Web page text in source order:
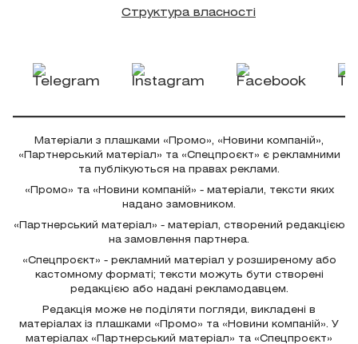
Структура власності
Матеріали з плашками «Промо», «Новини компаній»,
«Партнерський матеріал» та «Спецпроєкт» є рекламними
та публікуються на правах реклами.
«Промо» та «Новини компаній» - матеріали, тексти яких
надано замовником.
«Партнерський матеріал» - матеріал, створений редакцією
на замовлення партнера.
«Спецпроєкт» - рекламний матеріал у розширеному або
кастомному форматі; тексти можуть бути створені
редакцією або надані рекламодавцем.
Редакція може не поділяти погляди, викладені в
матеріалах із плашками «Промо» та «Новини компаній». У
матеріалах «Партнерський матеріал» та «Спецпроєкт»